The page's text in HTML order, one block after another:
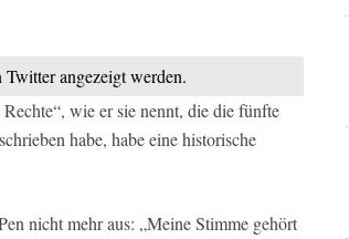
angezeigt werden.
wie er sie nennt, die die fünfte
habe, habe eine historische
nicht mehr aus: „Meine Stimme gehört